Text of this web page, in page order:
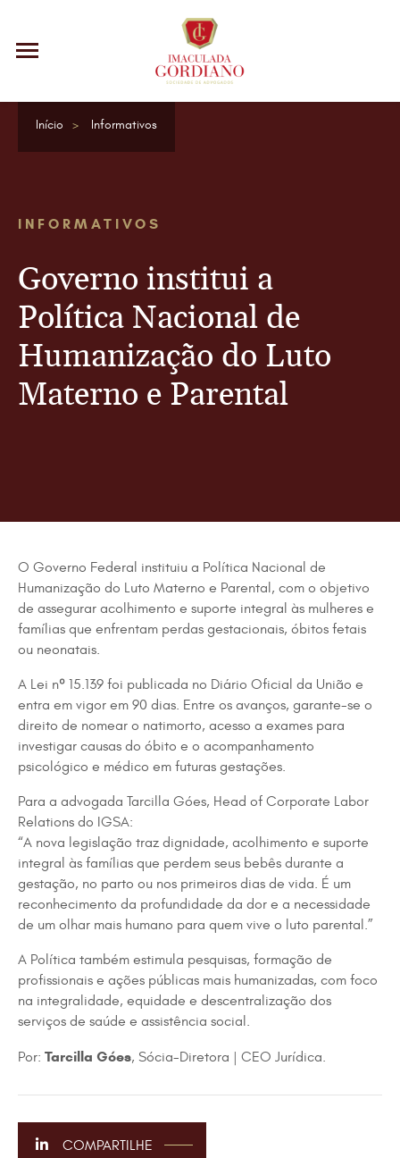
Início Informativos
INFORMATIVOS
Governo institui a
Política Nacional de
Humanização do Luto
Materno e Parental
O Governo Federal instituiu a Política Nacional de
Humanização do Luto Materno e Parental, com o objetivo
de assegurar acolhimento e suporte integral às mulheres e
famílias que enfrentam perdas gestacionais, óbitos fetais
ou neonatais.
A Lei nº 15.139 foi publicada no Diário Oficial da União e
entra em vigor em 90 dias. Entre os avanços, garante-se o
direito de nomear o natimorto, acesso a exames para
investigar causas do óbito e o acompanhamento
psicológico e médico em futuras gestações.
Para a advogada Tarcilla Góes, Head of Corporate Labor
Relations do IGSA:
“A nova legislação traz dignidade, acolhimento e suporte
integral às famílias que perdem seus bebês durante a
gestação, no parto ou nos primeiros dias de vida. É um
reconhecimento da profundidade da dor e a necessidade
de um olhar mais humano para quem vive o luto parental.”
A Política também estimula pesquisas, formação de
profissionais e ações públicas mais humanizadas, com foco
na integralidade, equidade e descentralização dos
serviços de saúde e assistência social.
Por: Tarcilla Góes, Sócia-Diretora | CEO Jurídica.
COMPARTILHE